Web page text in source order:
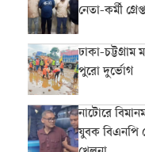
নেতা-কর্মী
ঢাকা-
পুরো দুর্ভোগ
নাটোরে
যুবক বিএনপি